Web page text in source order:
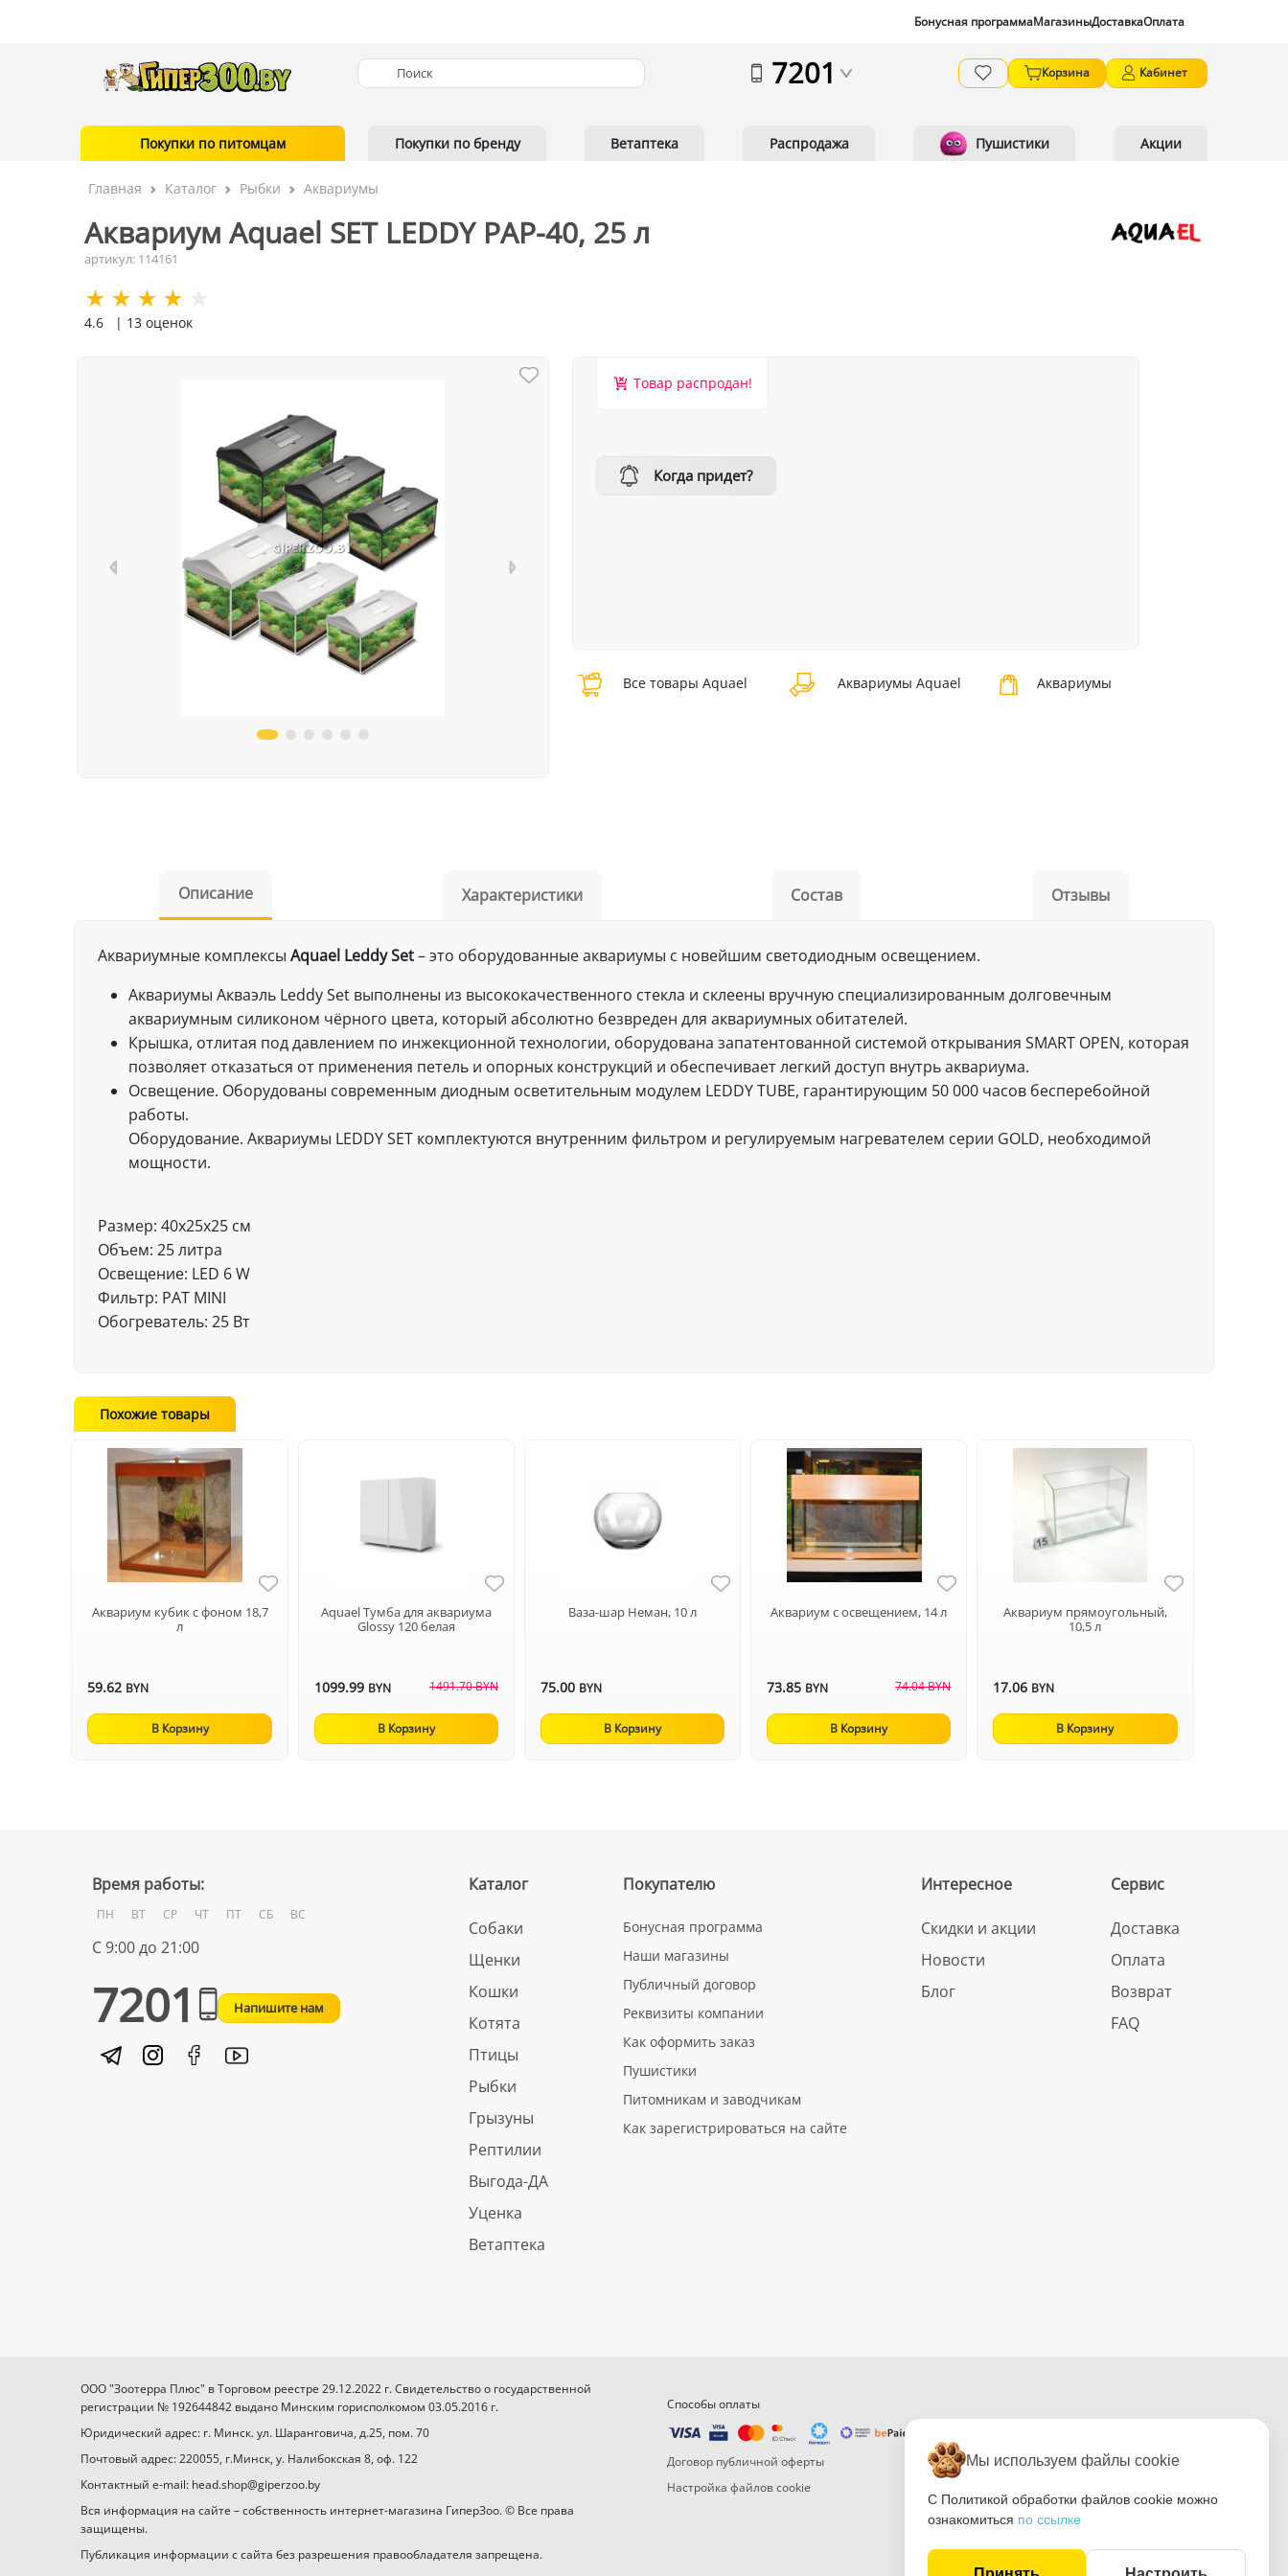
Бонусная программаМагазиныДоставкаОплата
7201 Корзина Кабинет
Покупки по питомцам Покупки по бренду Ветаптека Распродажа Пушистики Акции
Главная Каталог Рыбки Аквариумы
Аквариум Aquael SET LEDDY PAP-40, 25 л
артикул: 114161
4.6 | 13 оценок
Товар распродан!
Когда придет?
Все товары Aquael Аквариумы Aquael Аквариумы
Описание Характеристики Состав Отзывы
Аквариумные комплексы Aquael Leddy Set– это оборудованные аквариумы с новейшим светодиодным освещением.
Аквариумы Акваэль Leddy Set выполнены из высококачественного стекла и склеены вручную специализированным долговечным
аквариумным силиконом чёрного цвета, который абсолютно безвреден для аквариумных обитателей.
Крышка, отлитая под давлением по инжекционной технологии, оборудована запатентованной системой открывания SMART OPEN, которая
позволяет отказаться от применения петель и опорных конструкций и обеспечивает легкий доступ внутрь аквариума.
Освещение. Оборудованы современным диодным осветительным модулем LEDDY TUBE, гарантирующим 50 000 часов бесперебойной
работы.
Оборудование. Аквариумы LEDDY SET комплектуются внутренним фильтром и регулируемым нагревателем серии GOLD, необходимой
мощности.
Размер: 40x25x25 см
Объем: 25 литра
Освещение: LED 6 W
Фильтр: PAT MINI
Обогреватель: 25 Вт
Похожие товары
Аквариум кубик с фоном 18,7
л
59.62 BYN
В Корзину
Aquael Тумба для аквариума
Glossy 120 белая
1099.99 BYN 1491.70 BYN
В Корзину
Ваза-шар Неман, 10 л
75.00 BYN
В Корзину
Аквариум с освещением, 14 л
73.85 BYN 74.04 BYN
В Корзину
Аквариум прямоугольный,
10,5 л
17.06 BYN
В Корзину
Время работы:
ПН ВТ СР ЧТ ПТ СБ ВС
С 9:00 до 21:00
7201 Напишите нам
Каталог
Собаки
Щенки
Кошки
Котята
Птицы
Рыбки
Грызуны
Рептилии
Выгода-ДА
Уценка
Ветаптека
Покупателю
Бонусная программа
Наши магазины
Публичный договор
Реквизиты компании
Как оформить заказ
Пушистики
Питомникам и заводчикам
Как зарегистрироваться на сайте
Интересное
Скидки и акции
Новости
Блог
Сервис
Доставка
Оплата
Возврат
FAQ
ООО "Зоотерра Плюс" в Торговом реестре 29.12.2022 г. Свидетельство о государственной
регистрации № 192644842 выдано Минским горисполкомом 03.05.2016 г.
Юридический адрес: г. Минск. ул. Шаранговича, д.25, пом. 70
Почтовый адрес: 220055, г.Минск, у. Налибокская 8, оф. 122
Контактный e-mail: head.shop@giperzoo.by
Вся информация на сайте – собственность интернет-магазина ГиперЗоо. © Все права
защищены.
Публикация информации с сайта без разрешения правообладателя запрещена.
Способы оплаты
Договор публичной оферты
Настройка файлов cookie
Мы используем файлы cookie
С Политикой обработки файлов cookie можно
ознакомиться по ссылке